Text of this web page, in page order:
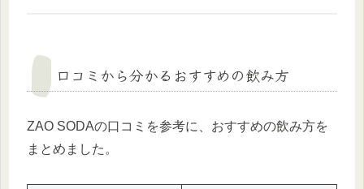
口コミから分かるおすすめの飲み方
ZAO SODAの口コミを参考に、おすすめの飲み方を
まとめました。